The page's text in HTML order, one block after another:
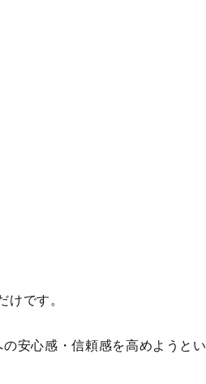
けです。
安心感・信頼感を高めようとい